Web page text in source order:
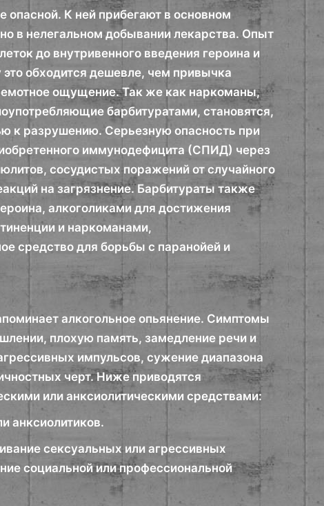
опасной. К ней прибегают в основном
в нелегальном добывании лекарства. Опыт
до внутривенного введения героина и
обходится дешевле, чем привычка
ощущение. Так же как наркоманы,
барбитуратами, становятся,
к разрушению. Серьезную опасность при
иммунодефицита (СПИД) через
сосудистых поражений от случайного
на загрязнение. Барбитураты также
алкоголиками для достижения
и наркоманами,
средство для борьбы с паранойей и
алкогольное опьянение. Симптомы
плохую память, замедление речи и
импульсов, сужение диапазона
черт. Ниже приводятся
или анксиолитическими средствами:
анксиолитиков.
сексуальных или агрессивных
социальной или профессиональной